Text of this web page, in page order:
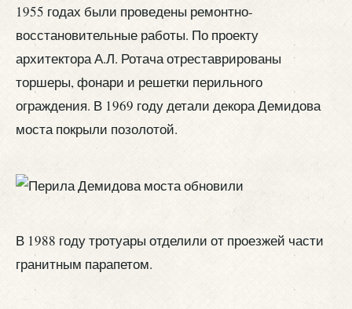
1955 годах были проведены ремонтно-
восстановительные работы. По проекту
архитектора А.Л. Ротача отреставрированы
торшеры, фонари и решетки перильного
ограждения. В 1969 году детали декора Демидова
моста покрыли позолотой.
В 1988 году тротуары отделили от проезжей части
гранитным парапетом.